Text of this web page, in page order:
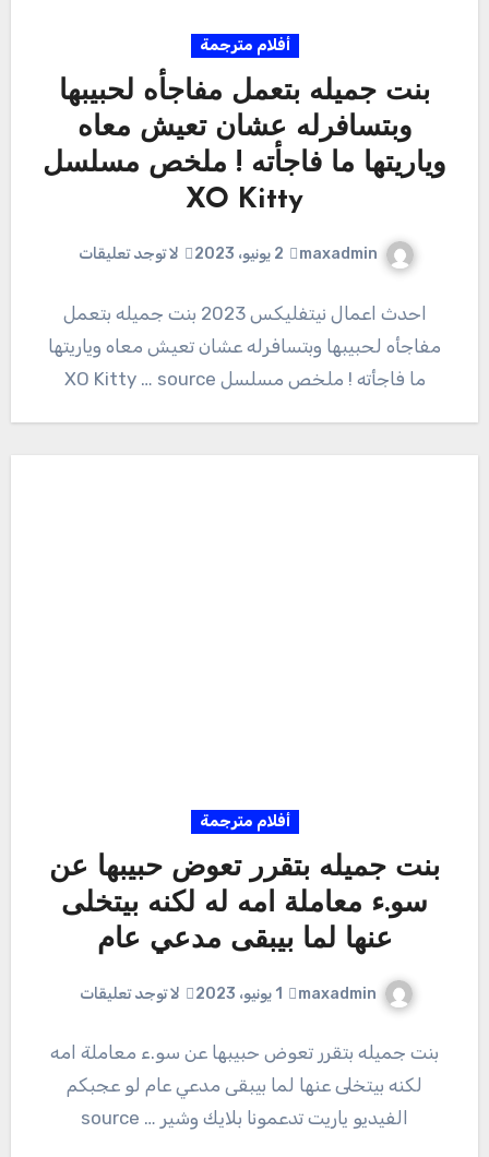
أفلام مترجمة
بنت جميله بتعمل مفاجأه لحبيبها
وبتسافرله عشان تعيش معاه
وياريتها ما فاجأته ! ملخص مسلسل
XO Kitty
maxadmin 2 يونيو، 2023 لا توجد تعليقات
احدث اعمال نيتفليكس 2023 بنت جميله بتعمل
مفاجأه لحبيبها وبتسافرله عشان تعيش معاه وياريتها
ما فاجأته ! ملخص مسلسل XO Kitty … source
أفلام مترجمة
بنت جميله بتقرر تعوض حبيبها عن
سو.ء معاملة امه له لكنه بيتخلى
عنها لما بيبقى مدعي عام
maxadmin 1 يونيو، 2023 لا توجد تعليقات
بنت جميله بتقرر تعوض حبيبها عن سو.ء معاملة امه
لكنه بيتخلى عنها لما بيبقى مدعي عام لو عجبكم
الفيديو ياريت تدعمونا بلايك وشير … source